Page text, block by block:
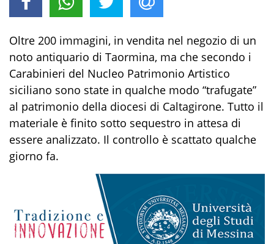
Oltre 200 immagini, in vendita nel negozio di un
noto antiquario di Taormina, ma che secondo i
Carabinieri del Nucleo Patrimonio Artistico
siciliano sono state in qualche modo “trafugate”
al patrimonio della diocesi di Caltagirone. Tutto il
materiale è finito sotto sequestro in attesa di
essere analizzato. Il controllo è scattato qualche
giorno fa.